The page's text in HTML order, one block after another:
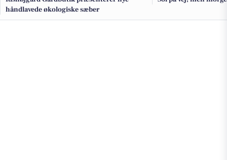
håndlavede økologiske sæber